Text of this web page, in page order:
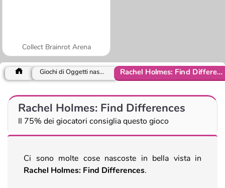
Collect Brainrot Arena
Giochi di Oggetti nascosti Rachel Holmes: Find Differences
Rachel Holmes: Find Differences
Il 75% dei giocatori consiglia questo gioco
Ci sono molte cose nascoste in bella vista in
Rachel Holmes: Find Differences.